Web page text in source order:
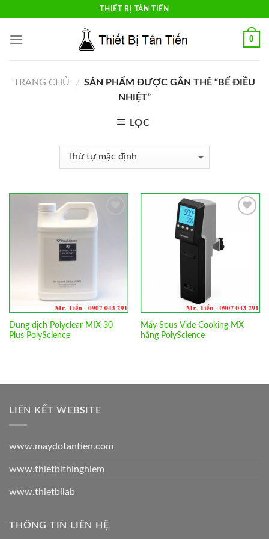
content
THIẾT BỊ TÂN TIẾN
0
TRANG CHỦ / SẢN PHẨM ĐƯỢC GẮN THẺ “BỂ ĐIỀU
NHIỆT”
LỌC
Wishlist
Dung dịch Polyclear MIX 30
Plus PolyScience
Máy Sous Vide Cooking MX
hãng PolyScience
LIÊN KẾT WEBSITE
www.maydotantien.com
www.thietbithinghiem
www.thietbilab
THÔNG TIN LIÊN HỆ